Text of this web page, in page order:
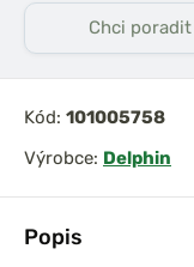
Popis
Chci poradit
Kód: 101005758
Výrobce: Delphin